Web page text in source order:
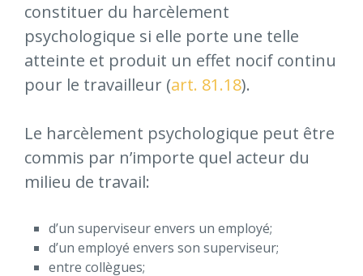
constituer du harcèlement
psychologique si elle porte une telle
atteinte et produit un effet nocif continu
pour le travailleur (art. 81.18).
Le harcèlement psychologique peut être
commis par n’importe quel acteur du
milieu de travail:
d’un superviseur envers un employé;
d’un employé envers son superviseur;
entre collègues;